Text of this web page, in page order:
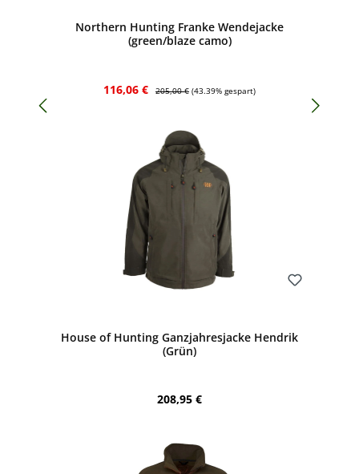
Northern Hunting Franke Wendejacke
(green/blaze camo)
Verkaufspreis:
116,06 € Regulärer Preis:
205,00 € (43.39% gespart)
House of Hunting Ganzjahresjacke Hendrik
(Grün)
Regulärer Preis:
208,95 €